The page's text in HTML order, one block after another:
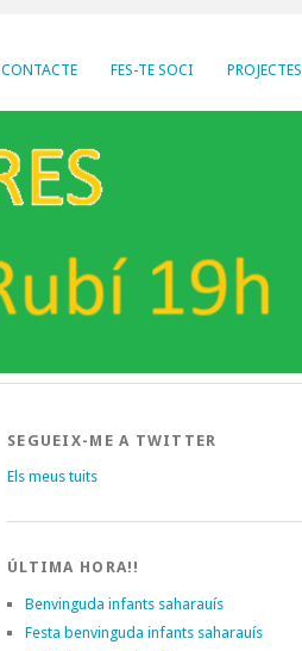
CONTACTE FES-TE SOCI PROJECTES
SEGUEIX-ME A TWITTER
Els meus tuits
ÚLTIMA HORA!!
Benvinguda infants saharauís
Festa benvinguda infants saharauís